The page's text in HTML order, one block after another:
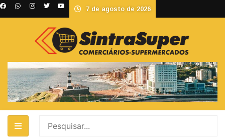
7 de agosto de 2026